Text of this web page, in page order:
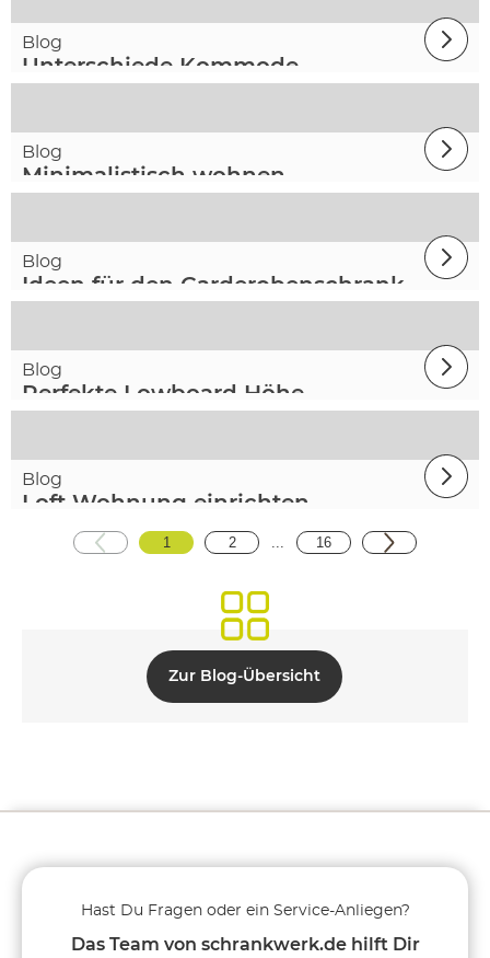
Blog
Unterschiede Kommode
Blog
Minimalistisch wohnen
Blog
Ideen für den Garderobenschrank
Blog
Perfekte Lowboard Höhe
Blog
Loft Wohnung einrichten
1 2 ... 16
Zur Blog-Übersicht
Hast Du Fragen oder ein Service-Anliegen?
Das Team von schrankwerk.de hilft Dir